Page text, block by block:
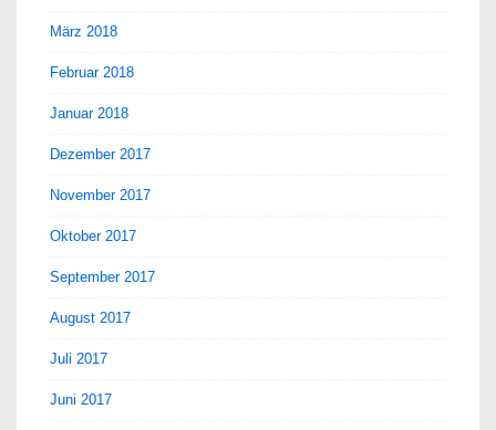
März 2018
Februar 2018
Januar 2018
Dezember 2017
November 2017
Oktober 2017
September 2017
August 2017
Juli 2017
Juni 2017